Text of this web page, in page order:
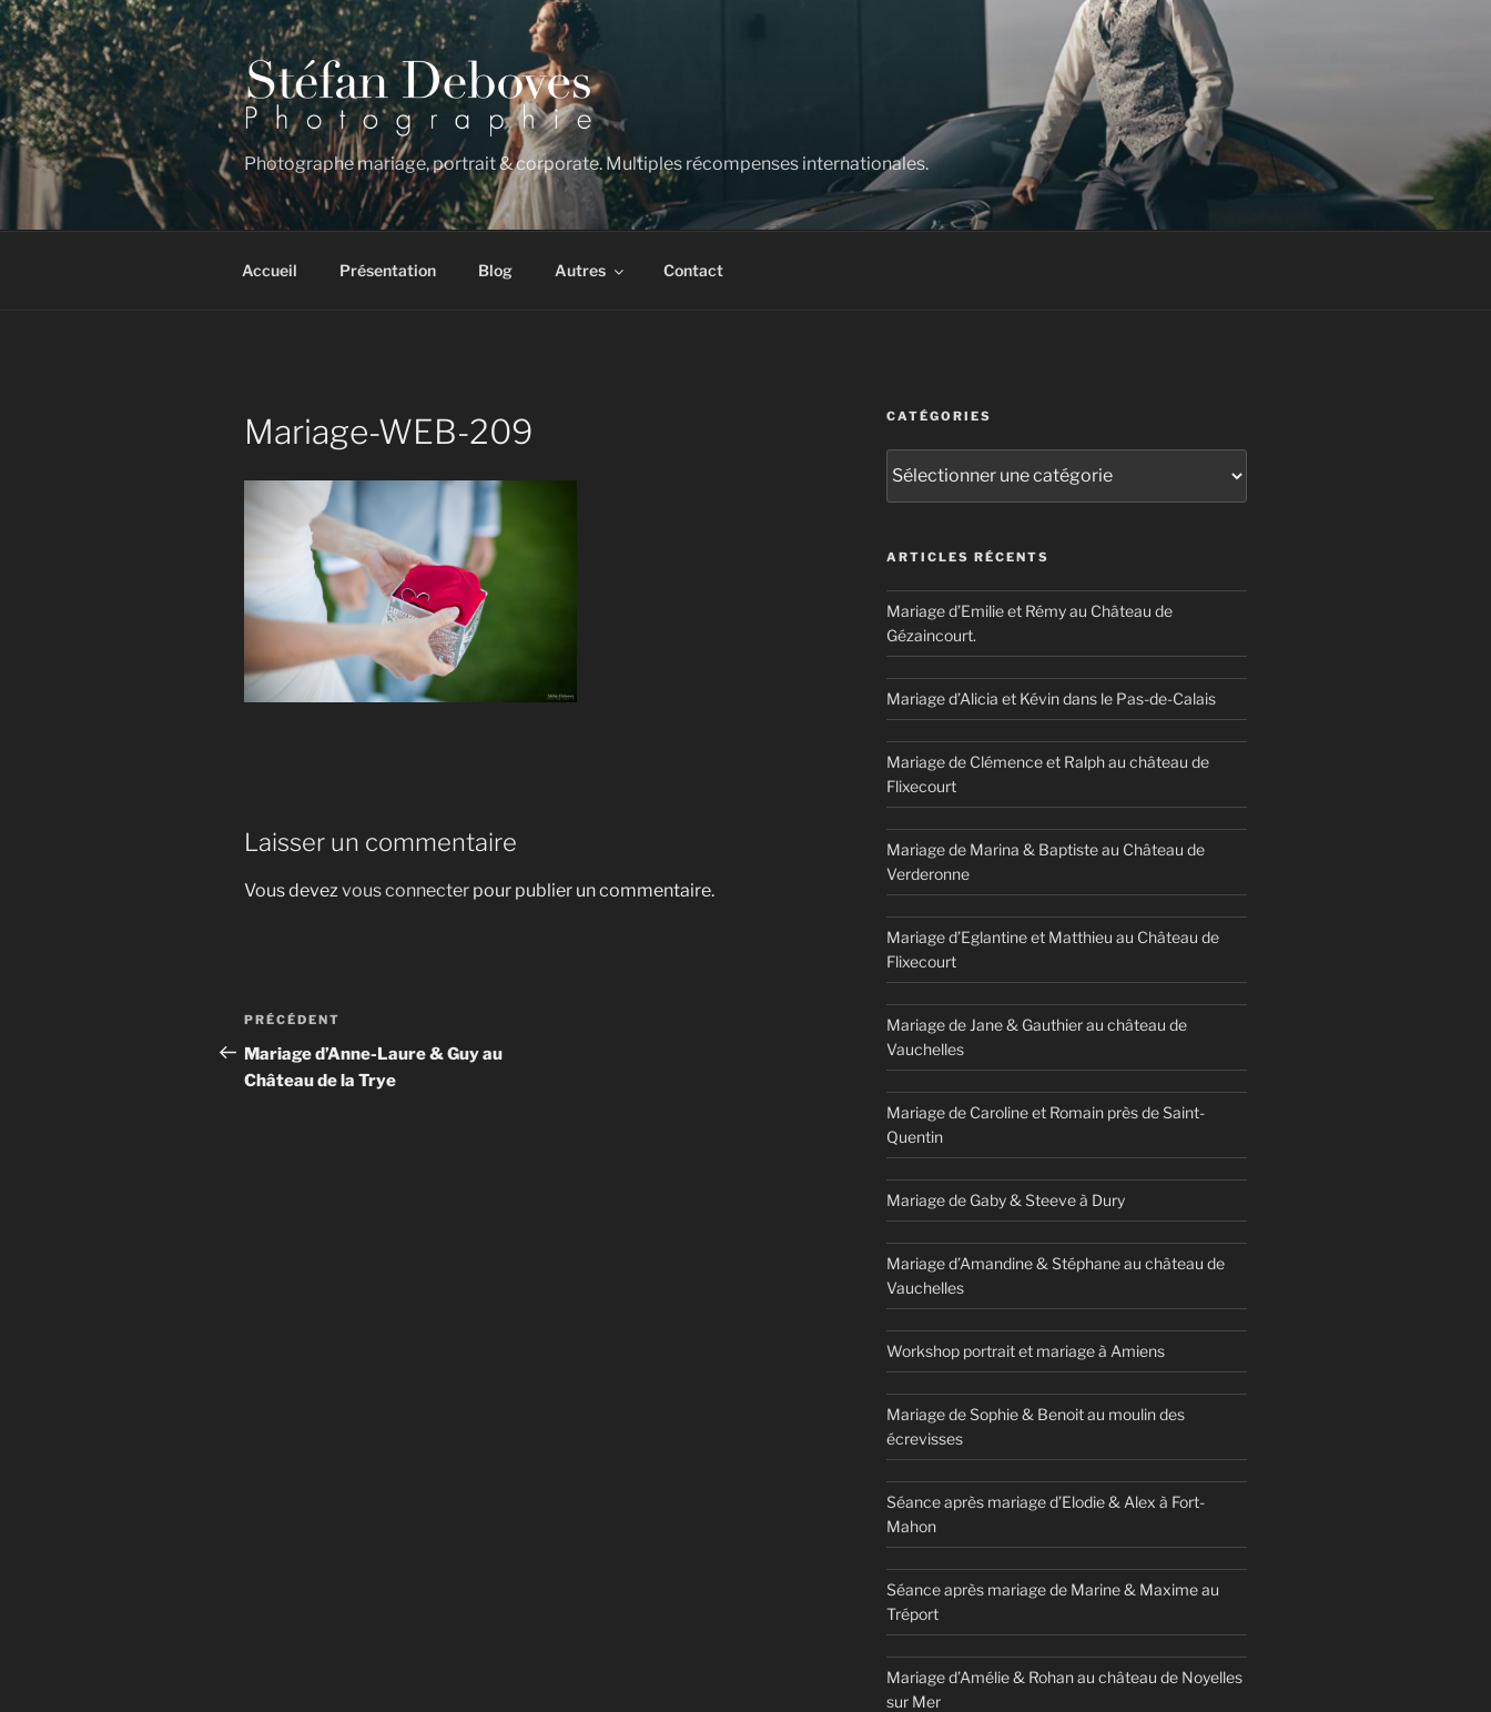
Aller
au
contenu
principal
Photographe mariage, portrait & corporate. Multiples récompenses internationales.
Accueil Présentation Blog Autres Contact
Mariage-WEB-209
Laisser un commentaire
Vous devezvous connecter pour publier un commentaire.
Navigation
de
l’article
Article
précédent
PRÉCÉDENT
Mariage d’Anne-Laure & Guy au
Château de la Trye
CATÉGORIES
ARTICLES RÉCENTS
Mariage d’Emilie et Rémy au Château de
Gézaincourt.
Mariage d’Alicia et Kévin dans le Pas-de-Calais
Mariage de Clémence et Ralph au château de
Flixecourt
Mariage de Marina & Baptiste au Château de
Verderonne
Mariage d’Eglantine et Matthieu au Château de
Flixecourt
Mariage de Jane & Gauthier au château de
Vauchelles
Mariage de Caroline et Romain près de Saint-
Quentin
Mariage de Gaby & Steeve à Dury
Mariage d’Amandine & Stéphane au château de
Vauchelles
Workshop portrait et mariage à Amiens
Mariage de Sophie & Benoit au moulin des
écrevisses
Séance après mariage d’Elodie & Alex à Fort-
Mahon
Séance après mariage de Marine & Maxime au
Tréport
Mariage d’Amélie & Rohan au château de Noyelles
sur Mer